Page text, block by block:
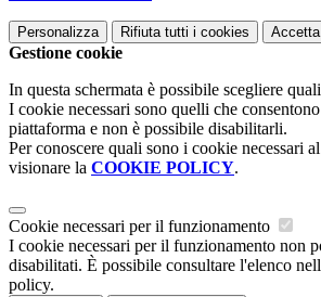
Personalizza Rifiuta tutti i cookies
Gestione cookie
In questa schermata è possibile scegliere
I cookie necessari sono quelli che
piattaforma e non è possibile disabilitarli.
Per conoscere quali sono i cookie necessari
visionare la COOKIE POLICY.
Cookie necessari per il funzionamento
I cookie necessari per il funzionamento non
disabilitati. È possibile consultare l'elenco
policy.